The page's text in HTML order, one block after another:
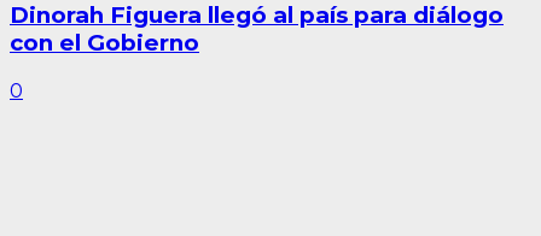
Dinorah Figuera llegó al país para diálogo
con el Gobierno
0